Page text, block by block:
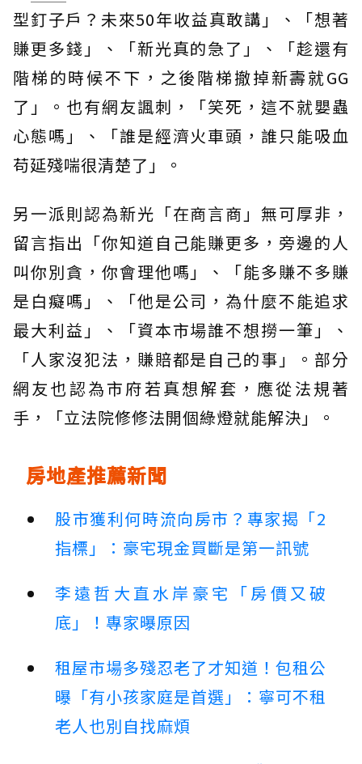
型釘子戶？未來50年收益真敢講」、「想著
賺更多錢」、「新光真的急了」、「趁還有
階梯的時候不下，之後階梯撤掉新壽就GG
了」。也有網友諷刺，「笑死，這不就嬰蟲
心態嗎」、「誰是經濟火車頭，誰只能吸血
苟延殘喘很清楚了」。
另一派則認為新光「在商言商」無可厚非，
留言指出「你知道自己能賺更多，旁邊的人
叫你別貪，你會理他嗎」、「能多賺不多賺
是白癡嗎」、「他是公司，為什麼不能追求
最大利益」、「資本市場誰不想撈一筆」、
「人家沒犯法，賺賠都是自己的事」。部分
網友也認為市府若真想解套，應從法規著
手，「立法院修修法開個綠燈就能解決」。
房地產推薦新聞
股市獲利何時流向房市？專家揭「2
指標」：豪宅現金買斷是第一訊號
李遠哲大直水岸豪宅「房價又破
底」！專家曝原因
租屋市場多殘忍老了才知道！包租公
曝「有小孩家庭是首選」：寧可不租
老人也別自找麻煩